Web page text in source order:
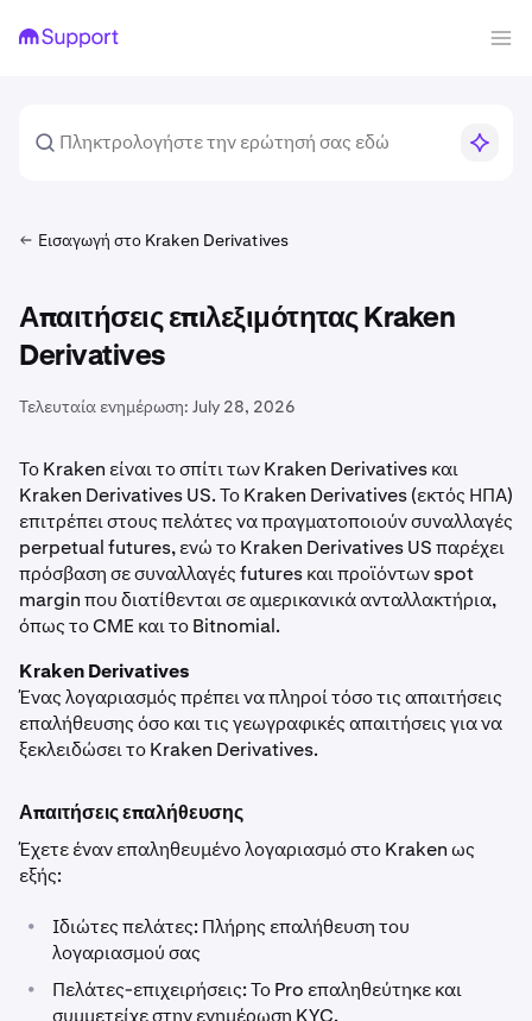
Εισαγωγή στο Kraken Derivatives
Απαιτήσεις επιλεξιμότητας Kraken
Derivatives
Τελευταία ενημέρωση: July 28, 2026
Το Kraken είναι το σπίτι των Kraken Derivatives και
Kraken Derivatives US. Το Kraken Derivatives (εκτός ΗΠΑ)
επιτρέπει στους πελάτες να πραγματοποιούν συναλλαγές
perpetual futures, ενώ το Kraken Derivatives US παρέχει
πρόσβαση σε συναλλαγές futures και προϊόντων spot
margin που διατίθενται σε αμερικανικά ανταλλακτήρια,
όπως το CME και το Bitnomial.
Kraken Derivatives
Ένας λογαριασμός πρέπει να πληροί τόσο τις απαιτήσεις
επαλήθευσης όσο και τις γεωγραφικές απαιτήσεις για να
ξεκλειδώσει το Kraken Derivatives.
Απαιτήσεις επαλήθευσης
Έχετε έναν επαληθευμένο λογαριασμό στο Kraken ως
εξής:
•
Ιδιώτες πελάτες: Πλήρης επαλήθευση του
λογαριασμού σας
•
Πελάτες-επιχειρήσεις: Το Pro επαληθεύτηκε και
συμμετείχε στην ενημέρωση KYC.